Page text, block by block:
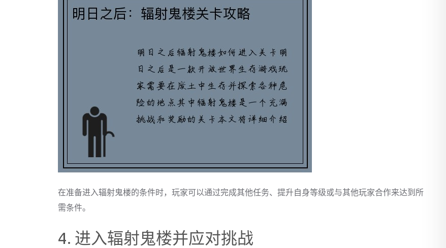
在准备进入辐射鬼楼的条件时，玩家可以通过完成其他任务、提升自身等级或与其他玩家合作来达到所
需条件。
4. 进入辐射鬼楼并应对挑战